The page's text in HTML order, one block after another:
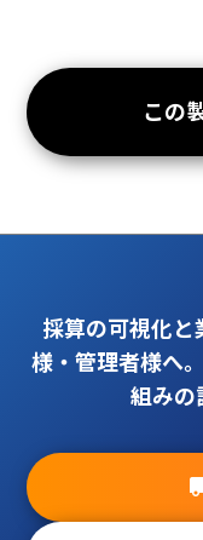
この
採算の可視化と
様・管理者様へ
組みの